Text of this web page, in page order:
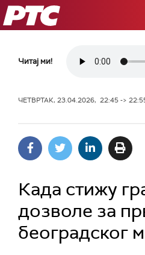
РТС
Читај ми!
ЧЕТВРТАК, 23.04.2026, 22:45 ->
Када стижу
дозволе за
београдског